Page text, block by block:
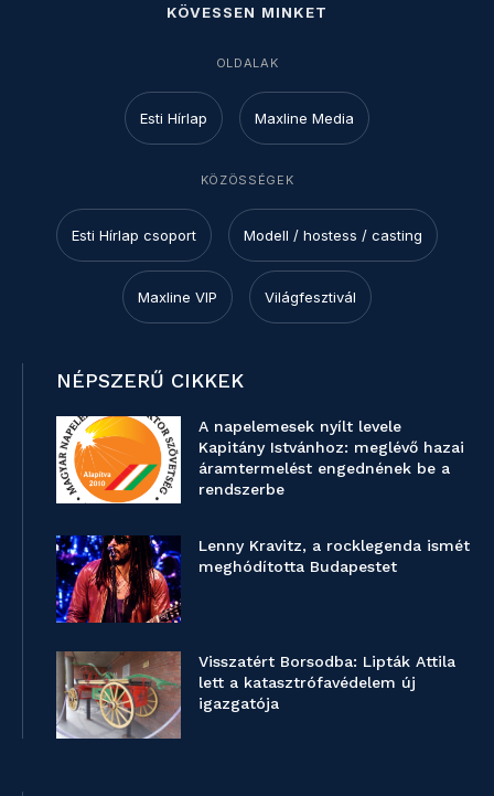
KÖVESSEN MINKET
OLDALAK
Esti Hírlap Maxline Media
KÖZÖSSÉGEK
Esti Hírlap csoport Modell / hostess / casting
Maxline VIP Világfesztivál
NÉPSZERŰ CIKKEK
A napelemesek nyílt levele
Kapitány Istvánhoz: meglévő hazai
áramtermelést engednének be a
rendszerbe
Lenny Kravitz, a rocklegenda ismét
meghódította Budapestet
Visszatért Borsodba: Lipták Attila
lett a katasztrófavédelem új
igazgatója